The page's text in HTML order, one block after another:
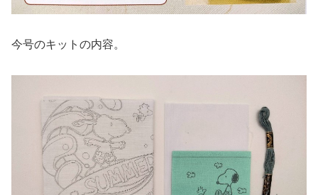
今号のキットの内容。